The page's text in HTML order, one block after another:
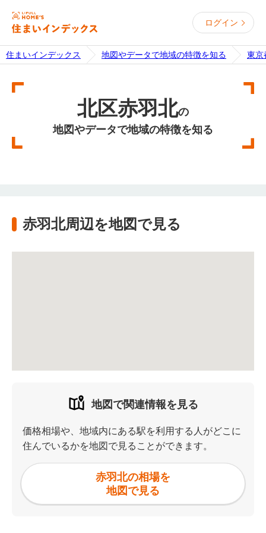
ログイン
住まいインデックス 地図やデータで地域の特徴を知る 東京
北区赤羽北の
地図やデータで地域の特徴を知る
赤羽北周辺を地図で見る
地図で関連情報を見る
価格相場や、地域内にある駅を利用する人がどこに
住んでいるかを地図で見ることができます。
赤羽北の相場を
地図で見る